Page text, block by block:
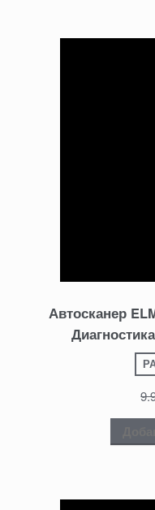
Автосканер